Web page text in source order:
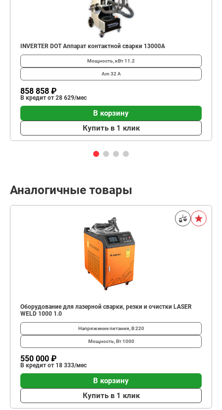
INVERTER DOT Аппарат контактной сварки 13000А
Мощность, кВт11.2
Am 32 А
858 858 ₽
В кредит от 28 629/мес
В корзину
Купить в 1 клик
Аналогичные товары
Оборудование для лазерной сварки, резки и очистки LASER
WELD 1000 1.0
Напряжение питания, В220
Мощность, Вт1000
550 000 ₽
В кредит от 18 333/мес
В корзину
Купить в 1 клик